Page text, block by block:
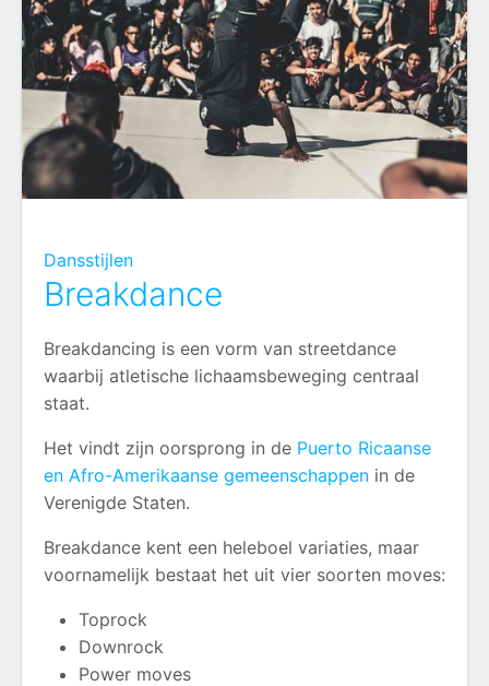
Dansstijlen
Breakdance
Breakdancing is een vorm van streetdance
waarbij atletische lichaamsbeweging centraal
staat.
Het vindt zijn oorsprong in de Puerto Ricaanse
en Afro-Amerikaanse gemeenschappen in de
Verenigde Staten.
Breakdance kent een heleboel variaties, maar
voornamelijk bestaat het uit vier soorten moves:
Toprock
Downrock
Power moves